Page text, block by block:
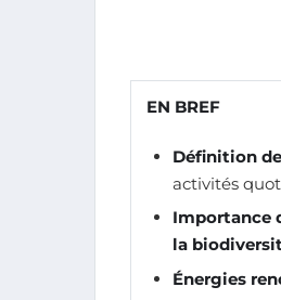
EN BREF
Définition
activités
Importance
la
Énergies